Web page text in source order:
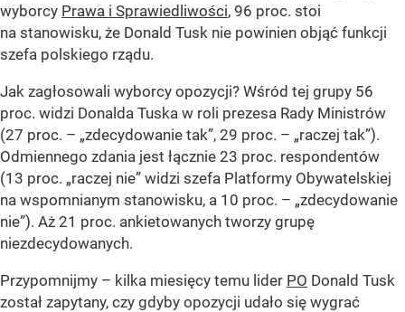
wyborcy Prawa i Sprawiedliwości, 96 proc. stoi
na stanowisku, że Donald Tusk nie powinien objąć funkcji
szefa polskiego rządu.
Jak zagłosowali wyborcy opozycji? Wśród tej grupy 56
proc. widzi Donalda Tuska w roli prezesa Rady Ministrów
(27 proc. – „zdecydowanie tak”, 29 proc. – „raczej tak”).
Odmiennego zdania jest łącznie 23 proc. respondentów
(13 proc. „raczej nie” widzi szefa Platformy Obywatelskiej
na wspomnianym stanowisku, a 10 proc. – „zdecydowanie
nie”). Aż 21 proc. ankietowanych tworzy grupę
niezdecydowanych.
Przypomnijmy – kilka miesięcy temu lider PO Donald Tusk
został zapytany, czy gdyby opozycji udało się wygrać